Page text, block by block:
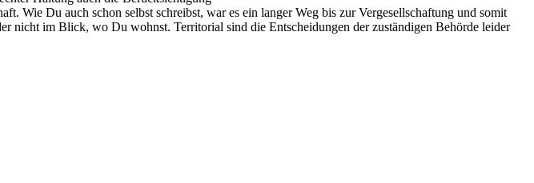
Wie Du auch schon selbst schreibst, war es ein langer Weg bis zur Vergesellschaftung und somit
nicht im Blick, wo Du wohnst. Territorial sind die Entscheidungen der zuständigen Behörde leider